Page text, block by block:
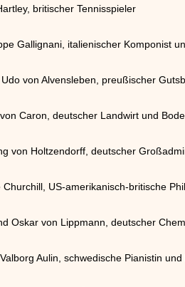
britischer Tennisspieler
Gallignani, italienischer Komponist
von Alvensleben, preußischer
Caron, deutscher Landwirt und
von Holtzendorff, deutscher
Churchill, US-amerikanisch-britische
Oskar von Lippmann, deutscher
Aulin, schwedische Pianistin